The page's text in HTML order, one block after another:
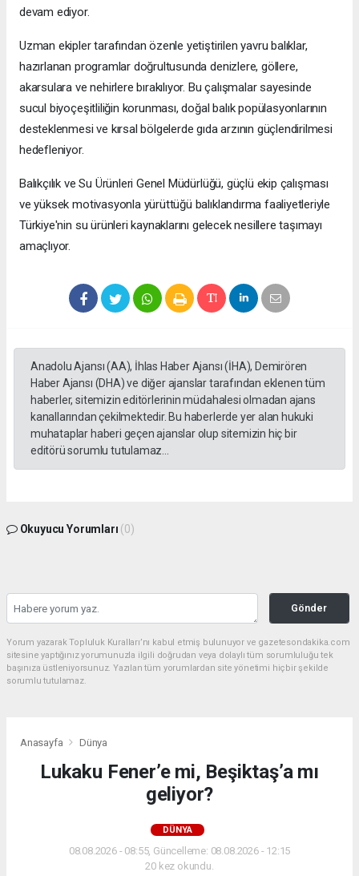
devam ediyor.
Uzman ekipler tarafından özenle yetiştirilen yavru balıklar,
hazırlanan programlar doğrultusunda denizlere, göllere,
akarsulara ve nehirlere bırakılıyor. Bu çalışmalar sayesinde
sucul biyoçeşitliliğin korunması, doğal balık popülasyonlarının
desteklenmesi ve kırsal bölgelerde gıda arzının güçlendirilmesi
hedefleniyor.
Balıkçılık ve Su Ürünleri Genel Müdürlüğü, güçlü ekip çalışması
ve yüksek motivasyonla yürüttüğü balıklandırma faaliyetleriyle
Türkiye'nin su ürünleri kaynaklarını gelecek nesillere taşımayı
amaçlıyor.
Anadolu Ajansı (AA), İhlas Haber Ajansı (İHA), Demirören
Haber Ajansı (DHA) ve diğer ajanslar tarafından eklenen tüm
haberler, sitemizin editörlerinin müdahalesi olmadan ajans
kanallarından çekilmektedir. Bu haberlerde yer alan hukuki
muhataplar haberi geçen ajanslar olup sitemizin hiç bir
editörü sorumlu tutulamaz...
Okuyucu Yorumları (0)
Gönder
Yorum yazarak Topluluk Kuralları’nı kabul etmiş bulunuyor ve gazetesondakika.com
sitesine yaptığınız yorumunuzla ilgili doğrudan veya dolaylı tüm sorumluluğu tek
başınıza üstleniyorsunuz. Yazılan tüm yorumlardan site yönetimi hiçbir şekilde
sorumlu tutulamaz.
Anasayfa Dünya
Lukaku Fener’e mi, Beşiktaş’a mı
geliyor?
DÜNYA
08.08.2026 - 08:55, Güncelleme: 08.08.2026 - 12:15
20 kez okundu.